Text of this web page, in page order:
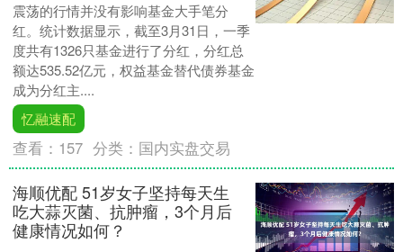
震荡的行情并没有影响基金大手笔分
红。统计数据显示，截至3月31日，一季
度共有1326只基金进行了分红，分红总
额达535.52亿元，权益基金替代债券基金
成为分红主....
忆融速配
查看： 157 分类： 国内实盘交易
海顺优配 51岁女子坚持每天生
吃大蒜灭菌、抗肿瘤，3个月后
健康情况如何？